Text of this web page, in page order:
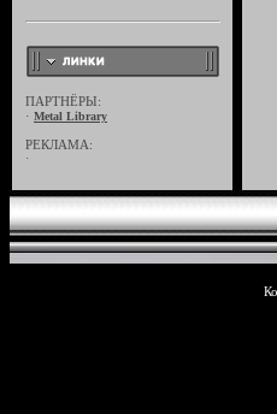
ПАРТНЁРЫ:
· Metal Library
РЕКЛАМА:
·